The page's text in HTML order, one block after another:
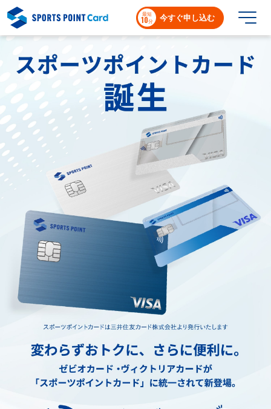
最短
10分 今すぐ申し込む
ご入会特典
カードラインナップ
スポーツポイントカードが選ばれる理由
スポーツポイントの使い方
スポーツポイント会員サイトへの登録方法
Vpassとは…?